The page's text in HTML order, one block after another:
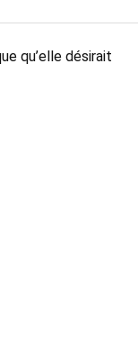
qu’elle désirait